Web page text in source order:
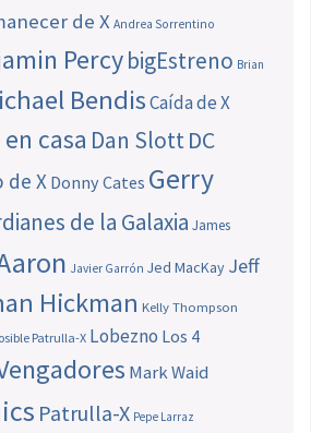
de X Andrea Sorrentino
PercybigEstreno Brian
BendisCaída de X
casa Dan SlottDC
de X Donny Cates Gerry
de la Galaxia James
Javier Garrón Jed MacKay Jeff
Hickman Kelly Thompson
Patrulla-X Lobezno Los 4
Mark Waid
Patrulla-X Pepe Larraz